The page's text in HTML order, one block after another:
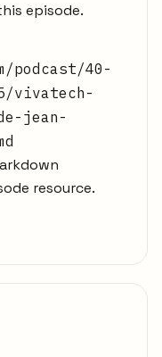
episode.
podcast/40-
vivatech-
jean-
resource.